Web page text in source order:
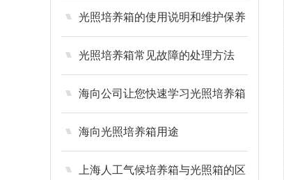
光照培养箱的使用说明和维护保养
光照培养箱常见故障的处理方法
海向公司让您快速学习光照培养箱
海向光照培养箱用途
上海人工气候培养箱与光照箱的区